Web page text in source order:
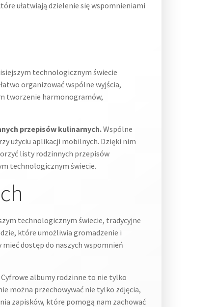
ułatwiają dzielenie się wspomnieniami
technologicznym świecie
organizować wspólne wyjścia,
tworzenie harmonogramów,
przepisów kulinarnych.Wspólne
użyciu aplikacji mobilnych. Dzięki nim
listy rodzinnych przepisów
technologicznym świecie.
technologicznym świecie, tradycyjne
które umożliwia gromadzenie i
dostęp do naszych wspomnień
Cyfrowe albumy rodzinne to nie tylko
można przechowywać nie tylko zdjęcia,
zapisków, które pomogą nam zachować